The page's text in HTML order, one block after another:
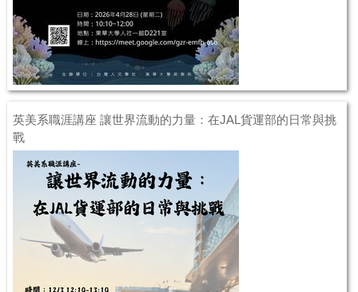
英美系職涯講座 讓世界流動的力量：在JAL貨運部的日常與挑
戰